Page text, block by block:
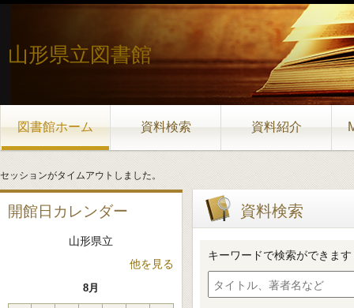
山形県立図書館
図書館ホーム 資料検索 資料紹介
セッションがタイムアウトしました。
開館日カレンダー
山形県立
他を見る
8月
資料検索
キーワードで検索ができます